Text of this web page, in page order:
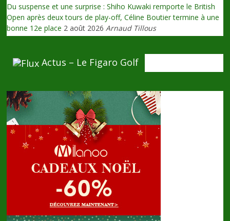
Du suspense et une surprise : Shiho Kuwaki remporte le British
Open après deux tours de play-off, Céline Boutier termine à une
bonne 12e place 2 août 2026 Arnaud Tillous
Actus – Le Figaro Golf